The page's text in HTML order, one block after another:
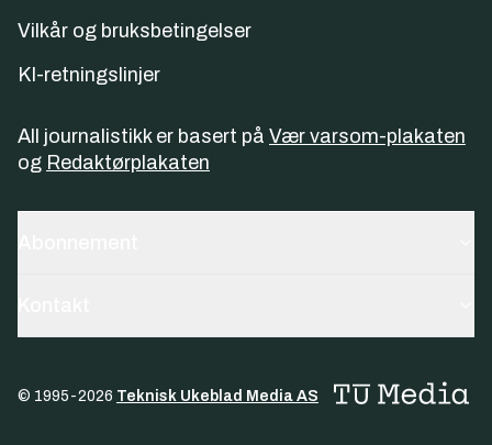
Vilkår og bruksbetingelser
KI-retningslinjer
All journalistikk er basert på Vær varsom-plakaten
og Redaktørplakaten
© 1995-2026 Teknisk Ukeblad Media AS